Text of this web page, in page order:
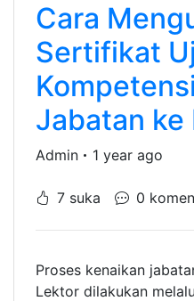
Cara
Sertifikat
Jabatan ke
Admin 1 year ago
7 suka 0
Proses kenaikan
Lektor dilakukan